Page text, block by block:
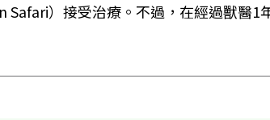
Safari）接受治療。不過，在經過獸醫1